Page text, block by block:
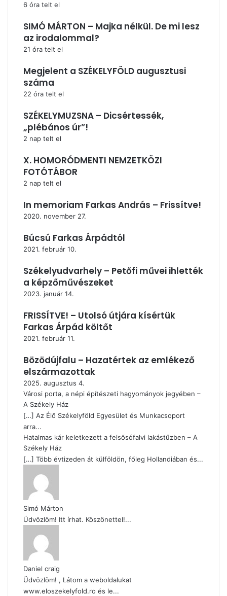
6 óra telt el
SIMÓ MÁRTON – Majka nélkül. De mi lesz
az irodalommal?
21 óra telt el
Megjelent a SZÉKELYFÖLD augusztusi
száma
22 óra telt el
SZÉKELYMUZSNA – Dicsértessék,
„plébános úr”!
2 nap telt el
X. HOMORÓDMENTI NEMZETKÖZI
FOTÓTÁBOR
2 nap telt el
In memoriam Farkas András – Frissítve!
2020. november 27.
Búcsú Farkas Árpádtól
2021. február 10.
Székelyudvarhely – Petőfi művei ihlették
a képzőművészeket
2023. január 14.
FRISSÍTVE! – Utolsó útjára kísértük
Farkas Árpád költőt
2021. február 11.
Bözödújfalu – Hazatértek az emlékező
elszármazottak
2025. augusztus 4.
Városi porta, a népi építészeti hagyományok jegyében –
A Székely Ház
[…] Az Élő Székelyföld Egyesület és Munkacsoport
arra...
Hatalmas kár keletkezett a felsősófalvi lakástűzben – A
Székely Ház
[…] Több évtizeden át külföldön, főleg Hollandiában és...
Simó Márton
Üdvözlöm! Itt írhat. Köszönettel!...
Daniel craig
Üdvözlöm! , Látom a weboldalukat
www.eloszekelyfold.ro és le...